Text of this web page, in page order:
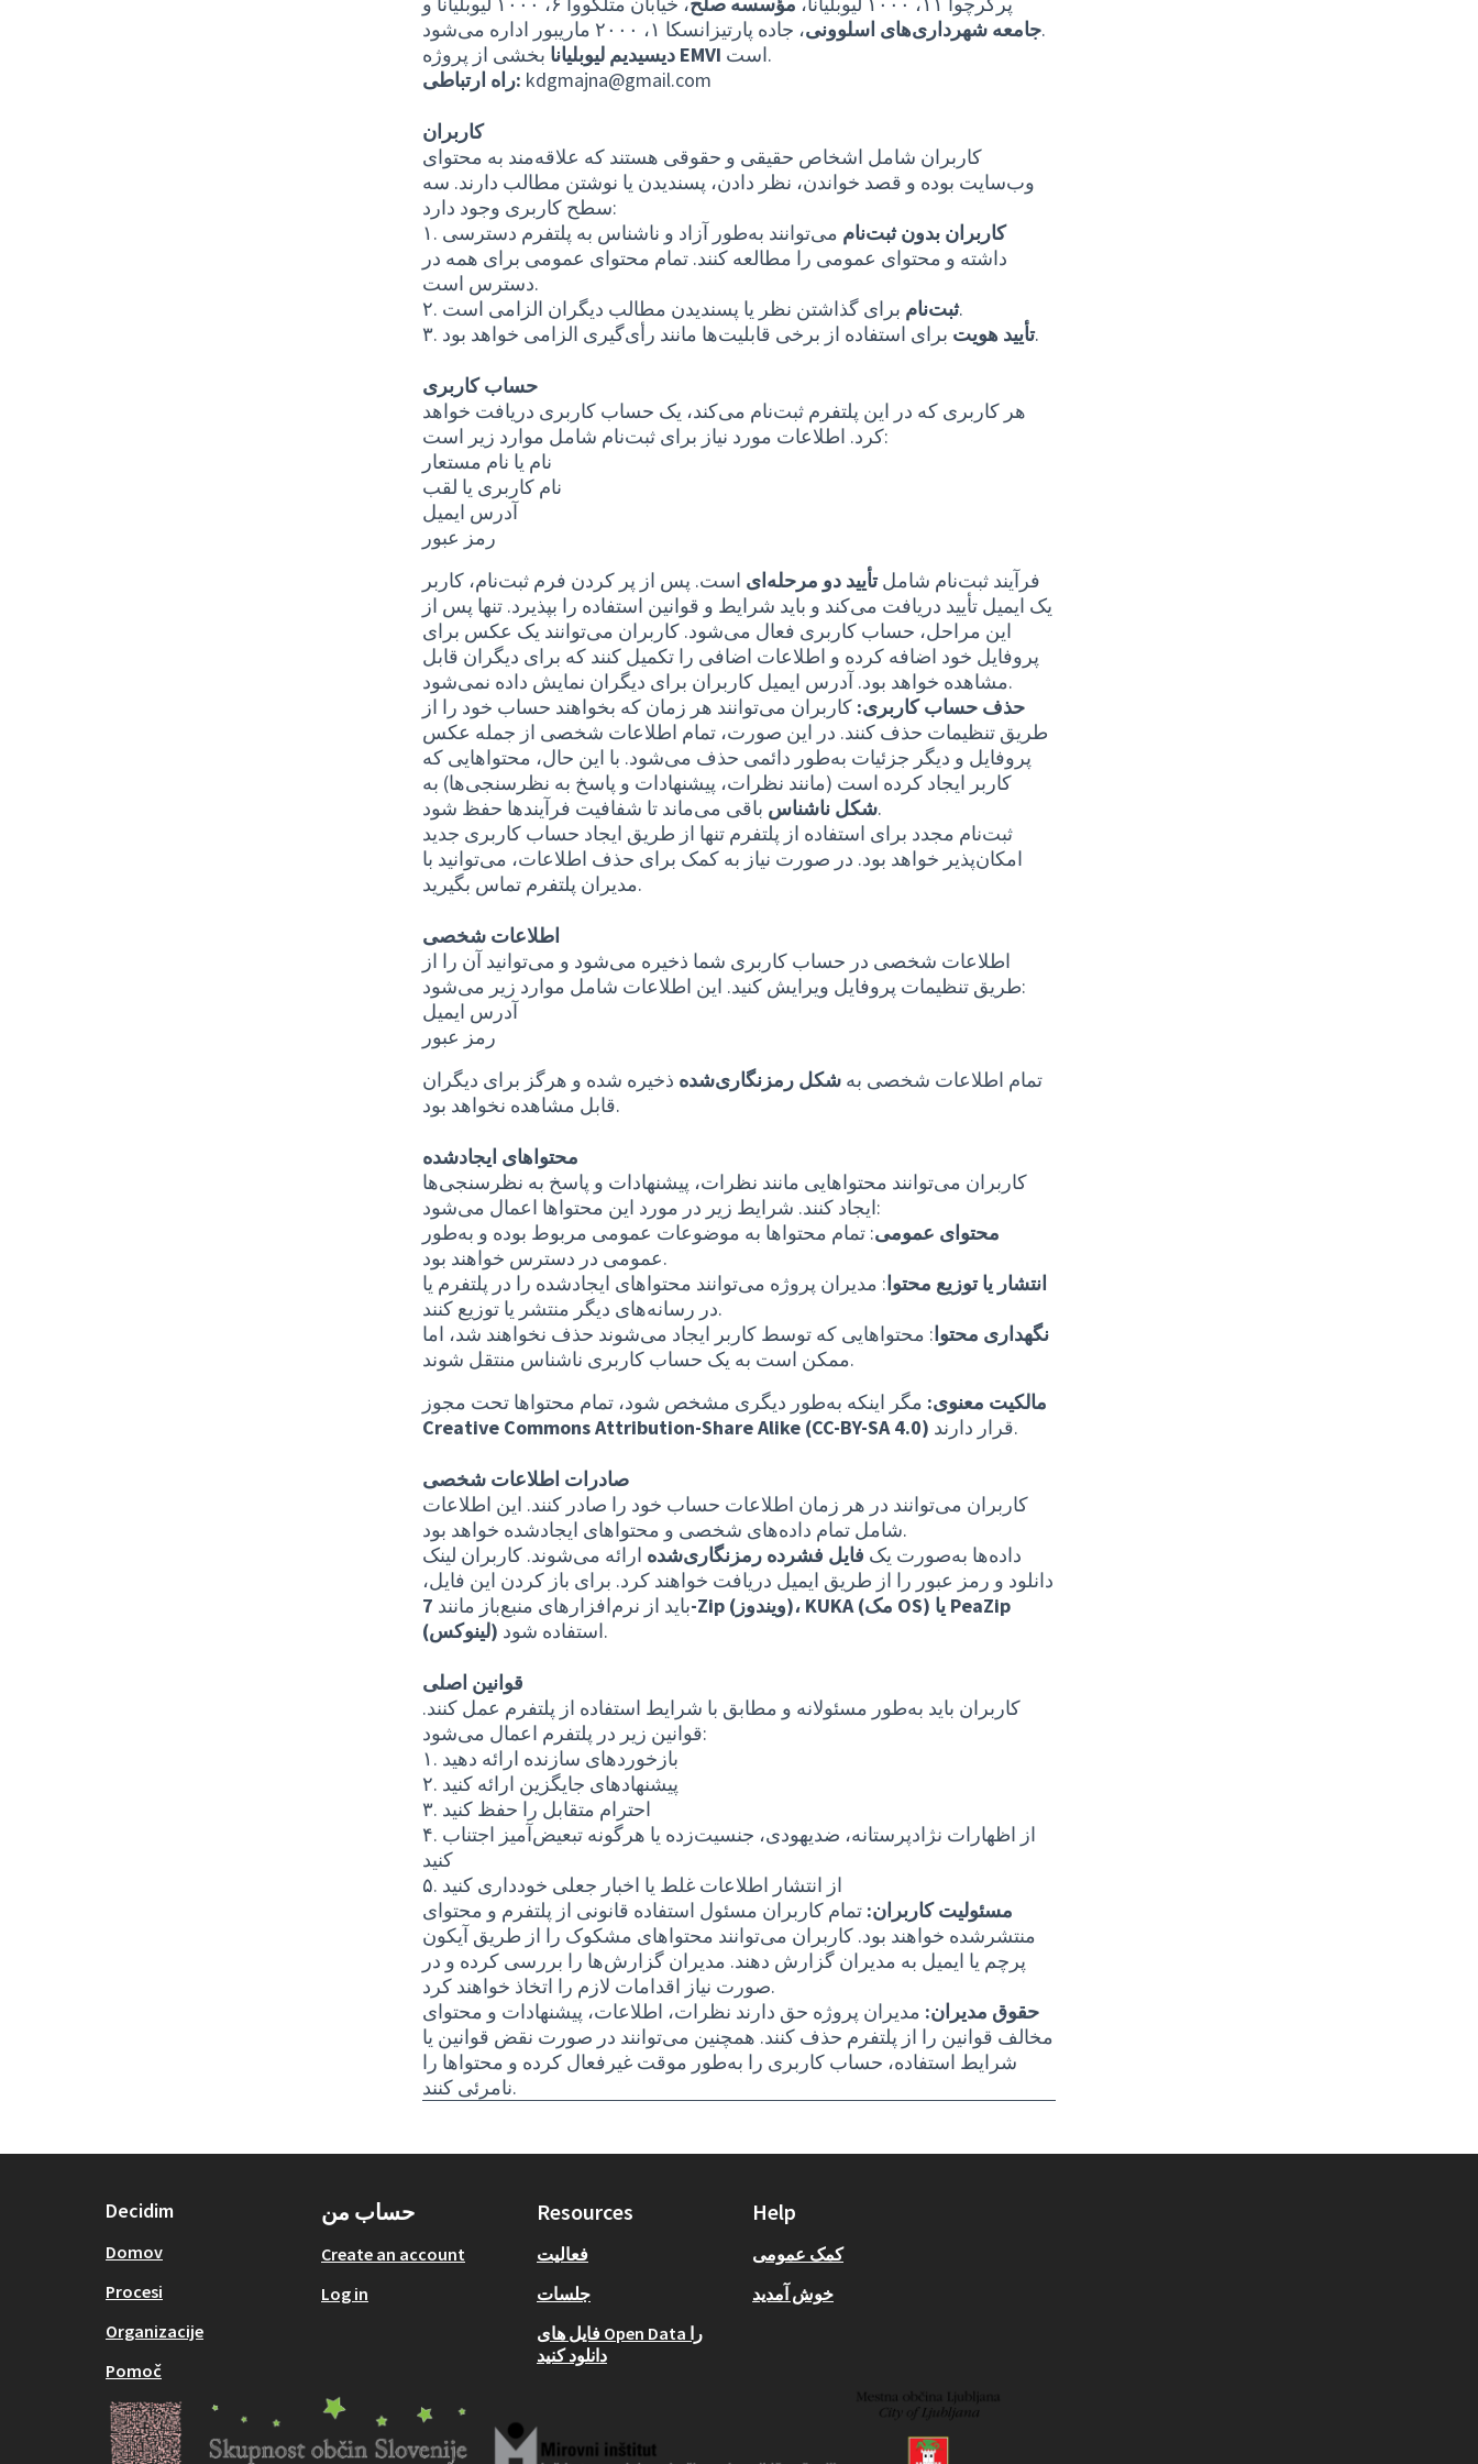
جامعه شهرداری‌های اسلوونی، جاده پارتیزانسکا ۱، ۲۰۰۰ ماریبور اداره می‌شود.
دیسیدیم لیوبلیانا EMVI
است.
راه ارتباطی: kdgmajna@gmail.com
کاربران
کاربران شامل اشخاص حقیقی و حقوقی هستند که علاقه‌مند به محتوای
وب‌سایت بوده و قصد خواندن، نظر دادن، پسندیدن یا نوشتن مطالب دارند. سه
سطح کاربری وجود دارد:
۱.
کاربران بدون ثبت‌نام می‌توانند به‌طور آزاد و ناشناس به پلتفرم دسترسی
داشته و محتوای عمومی را مطالعه کنند. تمام محتوای عمومی برای همه در
دسترس است.
۲.
ثبت‌نامبرای گذاشتن نظر یا پسندیدن مطالب دیگران الزامی است.
۳.
تأیید هویتبرای استفاده از برخی قابلیت‌ها مانند رأی‌گیری الزامی خواهد بود.
حساب کاربری
هر کاربری که در این پلتفرم ثبت‌نام می‌کند، یک حساب کاربری دریافت خواهد
کرد. اطلاعات مورد نیاز برای ثبت‌نام شامل موارد زیر است:
نام یا نام مستعار
نام کاربری یا لقب
آدرس ایمیل
رمز عبور
فرآیند ثبت‌نام شاملتأیید دو مرحله‌ای است. پس از پر کردن فرم ثبت‌نام، کاربر
یک ایمیل تأیید دریافت می‌کند و باید شرایط و قوانین استفاده را بپذیرد. تنها پس از
این مراحل، حساب کاربری فعال می‌شود. کاربران می‌توانند یک عکس برای
پروفایل خود اضافه کرده و اطلاعات اضافی را تکمیل کنند که برای دیگران قابل
مشاهده خواهد بود. آدرس ایمیل کاربران برای دیگران نمایش داده نمی‌شود.
حذف حساب کاربری: کاربران می‌توانند هر زمان که بخواهند حساب خود را از
طریق تنظیمات حذف کنند. در این صورت، تمام اطلاعات شخصی از جمله عکس
پروفایل و دیگر جزئیات به‌طور دائمی حذف می‌شود. با این حال، محتواهایی که
کاربر ایجاد کرده است (مانند نظرات، پیشنهادات و پاسخ به نظرسنجی‌ها) به
شکل ناشناسباقی می‌ماند تا شفافیت فرآیندها حفظ شود.
ثبت‌نام مجدد برای استفاده از پلتفرم تنها از طریق ایجاد حساب کاربری جدید
امکان‌پذیر خواهد بود. در صورت نیاز به کمک برای حذف اطلاعات، می‌توانید با
مدیران پلتفرم تماس بگیرید.
اطلاعات شخصی
اطلاعات شخصی در حساب کاربری شما ذخیره می‌شود و می‌توانید آن را از
طریق تنظیمات پروفایل ویرایش کنید. این اطلاعات شامل موارد زیر می‌شود:
آدرس ایمیل
رمز عبور
تمام اطلاعات شخصی به شکل رمزنگاری‌شده ذخیره شده و هرگز برای دیگران
قابل مشاهده نخواهد بود.
محتواهای ایجادشده
کاربران می‌توانند محتواهایی مانند نظرات، پیشنهادات و پاسخ به نظرسنجی‌ها
ایجاد کنند. شرایط زیر در مورد این محتواها اعمال می‌شود:
محتوای عمومی: تمام محتواها به موضوعات عمومی مربوط بوده و به‌طور
عمومی در دسترس خواهند بود.
انتشار یا توزیع محتوا: مدیران پروژه می‌توانند محتواهای ایجادشده را در پلتفرم یا
در رسانه‌های دیگر منتشر یا توزیع کنند.
نگهداری محتوا: محتواهایی که توسط کاربر ایجاد می‌شوند حذف نخواهند شد، اما
ممکن است به یک حساب کاربری ناشناس منتقل شوند.
مالکیت معنوی: مگر اینکه به‌طور دیگری مشخص شود، تمام محتواها تحت مجوز
Creative Commons Attribution-Share Alike (CC-BY-SA 4.0)
قرار دارند.
صادرات اطلاعات شخصی
کاربران می‌توانند در هر زمان اطلاعات حساب خود را صادر کنند. این اطلاعات
شامل تمام داده‌های شخصی و محتواهای ایجادشده خواهد بود.
داده‌ها به‌صورت یک فایل فشرده رمزنگاری‌شده ارائه می‌شوند. کاربران لینک
دانلود و رمز عبور را از طریق ایمیل دریافت خواهند کرد. برای باز کردن این فایل،
باید از نرم‌افزارهای منبع‌باز مانند 7-Zip (ویندوز)، KUKA (مک OS) یا PeaZip
(لینوکس)
استفاده شود.
قوانین اصلی
کاربران باید به‌طور مسئولانه و مطابق با شرایط استفاده از پلتفرم عمل کنند.
قوانین زیر در پلتفرم اعمال می‌شود:
۱. بازخوردهای سازنده ارائه دهید
۲. پیشنهادهای جایگزین ارائه کنید
۳. احترام متقابل را حفظ کنید
۴. از اظهارات نژادپرستانه، ضدیهودی، جنسیت‌زده یا هرگونه تبعیض‌آمیز اجتناب
کنید
۵. از انتشار اطلاعات غلط یا اخبار جعلی خودداری کنید
مسئولیت کاربران: تمام کاربران مسئول استفاده قانونی از پلتفرم و محتوای
منتشرشده خواهند بود. کاربران می‌توانند محتواهای مشکوک را از طریق آیکون
پرچم یا ایمیل به مدیران گزارش دهند. مدیران گزارش‌ها را بررسی کرده و در
صورت نیاز اقدامات لازم را اتخاذ خواهند کرد.
حقوق مدیران: مدیران پروژه حق دارند نظرات، اطلاعات، پیشنهادات و محتوای
مخالف قوانین را از پلتفرم حذف کنند. همچنین می‌توانند در صورت نقض قوانین یا
شرایط استفاده، حساب کاربری را به‌طور موقت غیرفعال کرده و محتواها را
نامرئی کنند.
Decidim
Domov
Procesi
Organizacije
Pomoč
حساب من
Create an account
Log in
Resources
فعالیت
جلسات
فایل های Open Data را
دانلود کنید
Help
کمک عمومی
خوش آمدید